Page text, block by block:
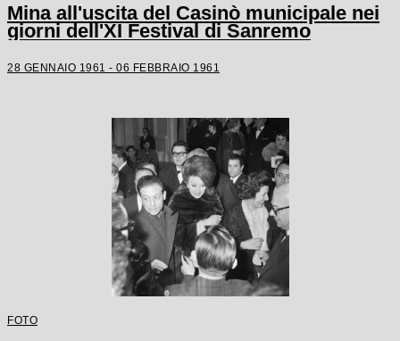
Mina all'uscita del Casinò municipale nei
giorni dell'XI Festival di Sanremo
28 GENNAIO 1961 - 06 FEBBRAIO 1961
FOTO